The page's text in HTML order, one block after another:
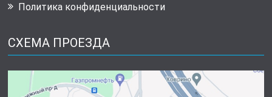
Политика конфиденциальности
СХЕМА ПРОЕЗДА